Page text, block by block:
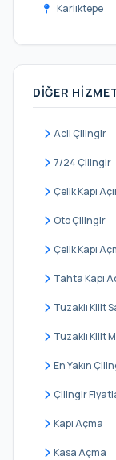
Karlıktepe
Orhantepe
Ortadağ
DIĞER
Acil Çilingir
7/24 Çilingir
Çelik Kapı
Oto Çilingir
Çelik Kapı
Tahta Kapı
Tuzaklı Kilit
Tuzaklı Kilit
En Yakın
Çilingir
Kapı Açma
Kasa Açma